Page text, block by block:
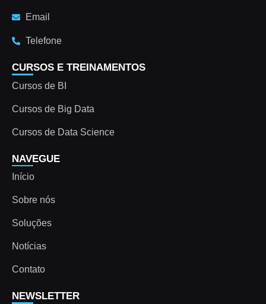
Email
Telefone
CURSOS E TREINAMENTOS
Cursos de BI
Cursos de Big Data
Cursos de Data Science
NAVEGUE
Início
Sobre nós
Soluções
Notícias
Contato
NEWSLETTER